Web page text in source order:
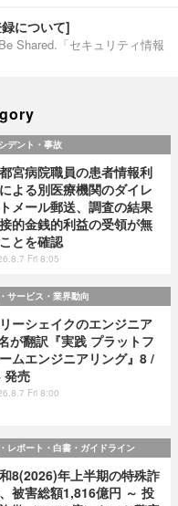
について]
Shared.「セキュリティ情報
デント・事故
宮病院職員の患者情報利
よる別医療機関のダイレ
メール郵送、調査の結果
的金銭的利益の受領が無
とを確認
Fri 8:05
サービス・業界動向
ーシェイクのエンジニア
が翻訳『実践 プラットフ
ムエンジニアリング』8 /
発売
Fri 8:00
レポート・白書・ガイドライン
8(2026)年上半期の特殊詐
被害総額1,816億円 ～ 投